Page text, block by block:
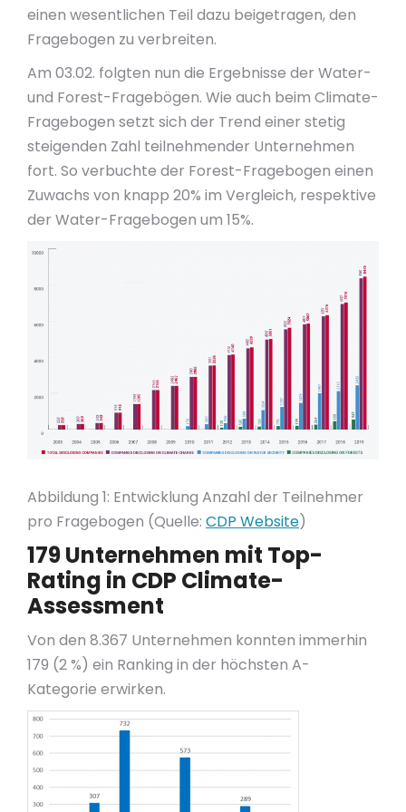
einen wesentlichen Teil dazu beigetragen, den
Fragebogen zu verbreiten.
Am 03.02. folgten nun die Ergebnisse der Water-
und Forest-Fragebögen. Wie auch beim Climate-
Fragebogen setzt sich der Trend einer stetig
steigenden Zahl teilnehmender Unternehmen
fort. So verbuchte der Forest-Fragebogen einen
Zuwachs von knapp 20% im Vergleich, respektive
der Water-Fragebogen um 15%.
Abbildung 1: Entwicklung Anzahl der Teilnehmer
pro Fragebogen (Quelle: CDP Website)
179 Unternehmen mit Top-
Rating in CDP Climate-
Assessment
Von den 8.367 Unternehmen konnten immerhin
179 (2 %) ein Ranking in der höchsten A-
Kategorie erwirken.